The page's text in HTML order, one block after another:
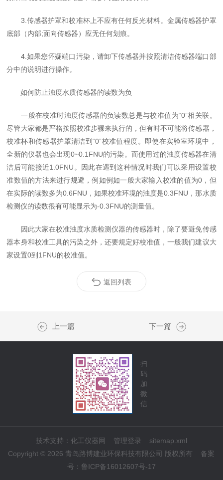
3.传感器护罩和校准杯上不应有任何反光材料。金属传感器护罩
底部（内部;面向传感器）应无任何划痕。
4.如果您怀疑端口污染，请卸下传感器并按照清洁传感器端口部
分中的说明进行操作。
如何防止浊度水质传感器的读数为负
一般在校准时浊度传感器的负读数总是与校准值为“0”相关联。
尽管大家都是严格按照校准步骤来执行的，但有时不可能将传感器，
校准杯和传感器护罩清洁到“0”校准值程度。即使在实验室环境中，
全新的仪器也会出现0~0.1FNU的污染。而使用过的浊度传感器在清
洁后可能接近1.0FNU。因此在遇到这种情况时我们可以采用设置校
准数值的方法来进行规避，例如例如一般大家输入校准的值为0，但
在实际的读数多为0.6FNU，如果校准环境的浊度是0.3FNU，那水质
检测仪的读数很有可能显示为-0.3FNU的测量值。
因此大家在校准浊度水质检测仪器的传感器时，除了要避免传感
器本身和校准工具的污染之外，还要规定好校准值，一般我们建议大
家设置0到1FNU的校准值。
返回列表
上一篇 下一篇
扫
码
加
微
信
技术支持： 化工仪器网 管理登录
sitemap.xml
Copyright © 2026 青岛路博建业环保科技有限公司 版权所有 备案
号： 鲁ICP备16012607号-17